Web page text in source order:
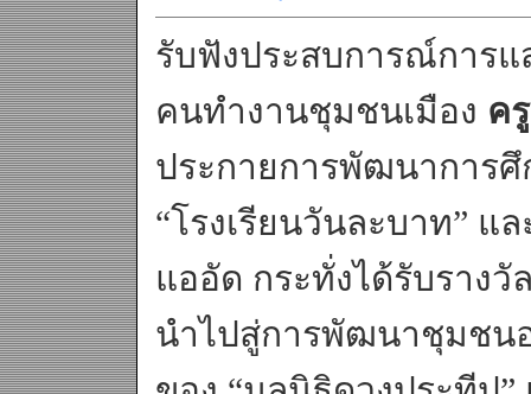
รับฟังประสบการณ์การ
คนทำงานชุมชนเมือง ค
ประกายการพัฒนาการศึ
“โรงเรียนวันละบาท” แ
แออัด กระทั่งได้รับราง
นำไปสู่การพัฒนาชุมชน